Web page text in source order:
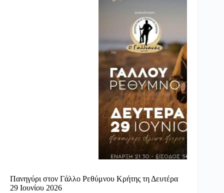
Πανηγύρι στον Γάλλο Ρεθύμνου Κρήτης τη Δευτέρα
29 Ιουνίου 2026